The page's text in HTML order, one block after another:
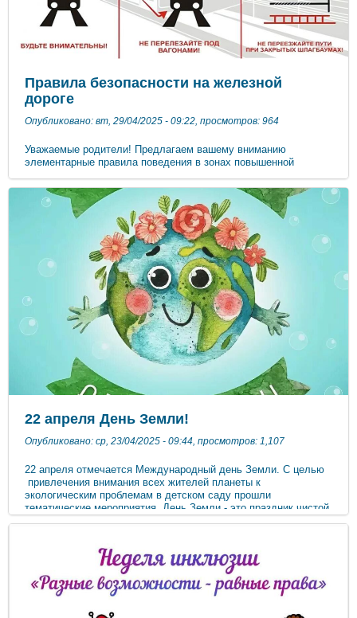
Правила безопасности на железной
дороге
Опубликовано: вт, 29/04/2025 - 09:22, просмотров: 964
Уважаемые родители! Предлагаем вашему вниманию
элементарные правила поведения в зонах повышенной
22 апреля День Земли!
Опубликовано: ср, 23/04/2025 - 09:44, просмотров: 1,107
22 апреля отмечается Международный день Земли. С целью
привлечения внимания всех жителей планеты к
экологическим проблемам в детском саду прошли
тематические мероприятия. День Земли - это праздник чистой
воды, земли и воздуха. Ребята узнали, почему гибнет все
Также вспомнили «Правила поведения на природе»,
рассматривали глобус, поиграли в дидактические игры и
нарисовали нашу зелёную планету. Во время прогулки
собрали мусор на участке детского сада. Наша главная
задача в детском саду побудить детей задуматься о
взаимоотношениях человека и природы, и приложить все